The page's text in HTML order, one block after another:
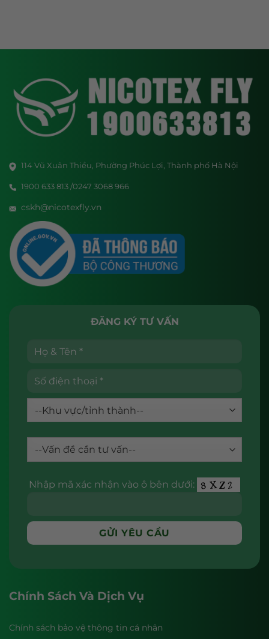
114 Vũ Xuân Thiều, Phường Phúc Lợi, Thành phố Hà Nội
1900 633 813 /0247 3068 966
cskh@nicotexfly.vn
ĐĂNG KÝ TƯ VẤN
Nhập mã xác nhận vào ô bên dưới:
Chính Sách Và Dịch Vụ
Chính sách bảo vệ thông tin cá nhân